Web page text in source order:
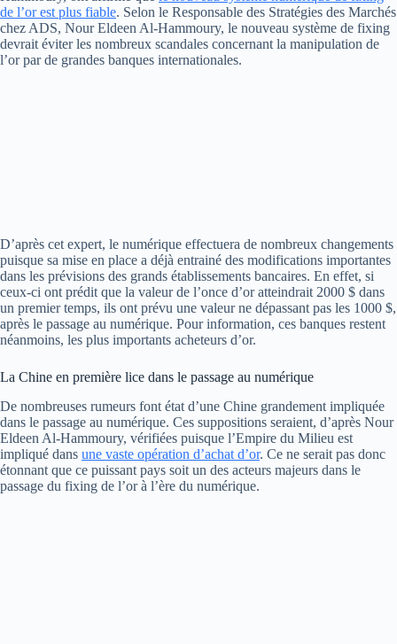
de l’or est plus fiable. Selon le Responsable des Stratégies des Marchés
chez ADS, Nour Eldeen Al-Hammoury, le nouveau système de fixing
devrait éviter les nombreux scandales concernant la manipulation de
l’or par de grandes banques internationales.
D’après cet expert, le numérique effectuera de nombreux changements
puisque sa mise en place a déjà entrainé des modifications importantes
dans les prévisions des grands établissements bancaires. En effet, si
ceux-ci ont prédit que la valeur de l’once d’or atteindrait 2000 $ dans
un premier temps, ils ont prévu une valeur ne dépassant pas les 1000 $,
après le passage au numérique. Pour information, ces banques restent
néanmoins, les plus importants acheteurs d’or.
La Chine en première lice dans le passage au numérique
De nombreuses rumeurs font état d’une Chine grandement impliquée
dans le passage au numérique. Ces suppositions seraient, d’après Nour
Eldeen Al-Hammoury, vérifiées puisque l’Empire du Milieu est
impliqué dans une vaste opération d’achat d’or. Ce ne serait pas donc
étonnant que ce puissant pays soit un des acteurs majeurs dans le
passage du fixing de l’or à l’ère du numérique.